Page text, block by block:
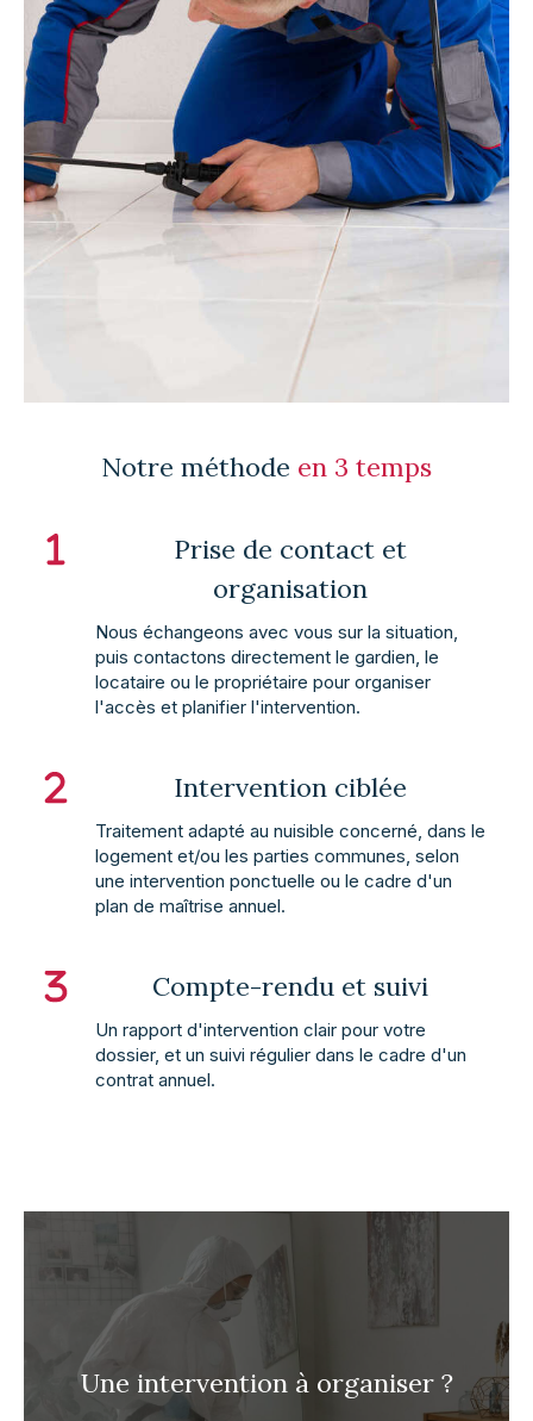
Notre méthode en 3 temps
Prise de contact et
organisation
Nous échangeons avec vous sur la situation,
puis contactons directement le gardien, le
locataire ou le propriétaire pour organiser
l'accès et planifier l'intervention.
Intervention ciblée
Traitement adapté au nuisible concerné, dans le
logement et/ou les parties communes, selon
une intervention ponctuelle ou le cadre d'un
plan de maîtrise annuel.
Compte-rendu et suivi
Un rapport d'intervention clair pour votre
dossier, et un suivi régulier dans le cadre d'un
contrat annuel.
Une intervention à organiser ?